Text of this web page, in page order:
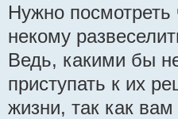
Нужно
некому
Ведь, какими бы
приступать к их
жизни, так как